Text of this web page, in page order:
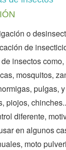
o
de
insectos
mosquitos,
pulgas,
piojos,
diferente,
en algunos
moto